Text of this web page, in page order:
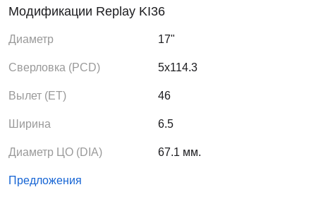
Модификации Replay KI36
Диаметр 17"
Сверловка (PCD) 5x114.3
Вылет (ЕТ) 46
Ширина 6.5
Диаметр ЦО (DIA) 67.1 мм.
Предложения